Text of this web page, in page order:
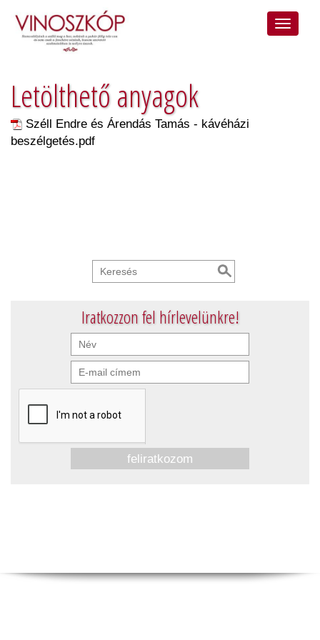
Letölthető anyagok
Széll Endre és Árendás Tamás - kávéházi
beszélgetés.pdf
Iratkozzon fel hírlevelünkre!